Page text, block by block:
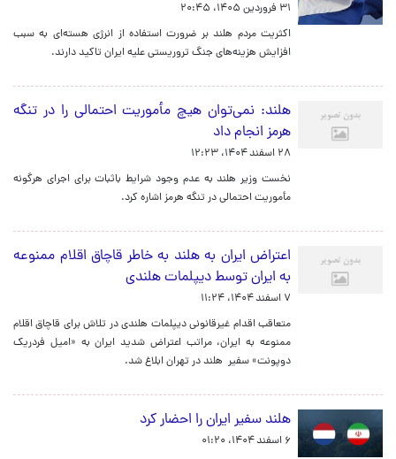
۳۱ فروردین ۱۴۰۵، ۲۰:۴۵
اکثریت مردم هلند بر ضرورت استفاده از انرژی هسته‌ای به سبب
افزایش هزینه‌های جنگ تروریستی علیه ایران تاکید دارند.
هلند: نمی‌توان هیچ مأموریت احتمالی را در تنگه
هرمز انجام داد
۲۸ اسفند ۱۴۰۴، ۱۲:۲۳
نخست وزیر هلند به عدم وجود شرایط باثبات برای اجرای هرگونه
مأموریت احتمالی در تنگه هرمز اشاره کرد.
اعتراض ایران به هلند به خاطر قاچاق اقلام ممنوعه
به ایران توسط دیپلمات هلندی
۷ اسفند ۱۴۰۴، ۱۱:۲۴
متعاقب اقدام غیرقانونی دیپلمات هلندی در تلاش برای قاچاق اقلام
ممنوعه به ایران، مراتب اعتراض شدید ایران به «امیل فردریک
دوپونت» سفیر هلند در تهران ابلاغ شد.
هلند سفیر ایران را احضار کرد
۶ اسفند ۱۴۰۴، ۰۱:۲۰